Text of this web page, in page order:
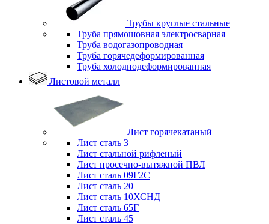
Трубы круглые стальные
Труба прямошовная электросварная
Труба водогазопроводная
Труба горячедеформированная
Труба холоднодеформированная
Листовой металл
Лист горячекатаный
Лист сталь 3
Лист стальной рифленый
Лист просечно-вытяжной ПВЛ
Лист сталь 09Г2С
Лист сталь 20
Лист сталь 10ХСНД
Лист сталь 65Г
Лист сталь 45